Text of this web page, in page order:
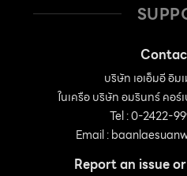
บริษัท เอเอ็มอี อิม
ในเครือ บริษัท อมรินทร์ คอร์
Tel : 0-2422-
Email :
Report an issue